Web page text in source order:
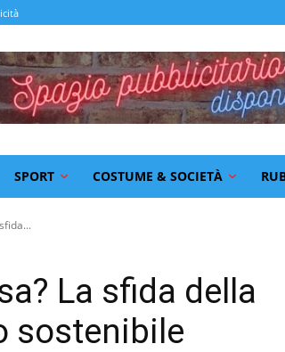
SPORT COSTUME & SOCIETÀ
La sfida della
sostenibile